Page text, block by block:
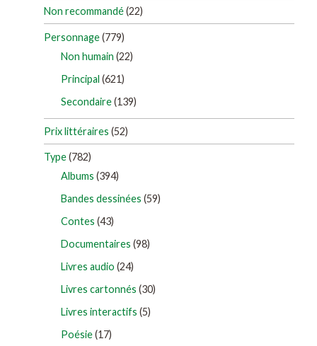
Non recommandé(22)
Personnage(779)
Non humain (22)
Principal (621)
Secondaire(139)
Prix littéraires (52)
Type(782)
Albums (394)
Bandes dessinées (59)
Contes (43)
Documentaires (98)
Livres audio (24)
Livres cartonnés (30)
Livres interactifs (5)
Poésie(17)